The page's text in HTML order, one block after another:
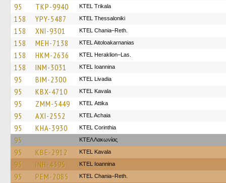
95 TKP-9940 ΚΤΕL Τrikala
158 YPY-5487 KTEL Thessaloniki
158 XNI-9301 KTEL Chania–Reth.
158 MEH-7138 KTEL Aitoloakarnanias
158 HKM-2636 KTEL Heraklion–Las.
158 INM-3031 KTEL Ioannina
95 BIM-2300 KTEL Livadia
95 KBX-4710 KTEL Kavala
95 ZMM-5449 KΤΕL Αttika
95 AXI-2552 KTEL Achaia
95 KHA-3930 KTEL Corinthia
95 ΚΤΕΛ Λακωνίας
95 KBE-2912 KTEL Kavala
95 INH-4395 KTEL Ioannina
95 PEM-2085 KTEL Chania–Reth.